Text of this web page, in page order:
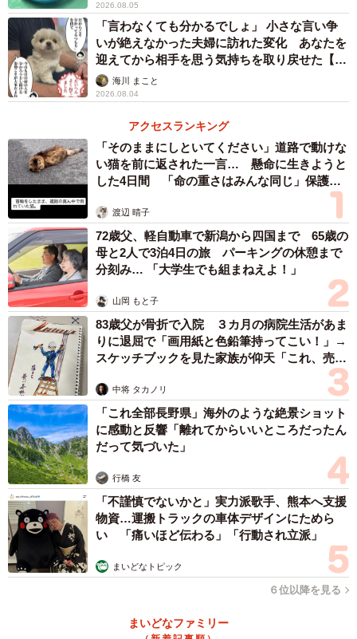
2026.08.05
「言わなくても分かるでしょ」 小さな言い争
いが絶えなかった夫婦に訪れた変化 あなたを
迎えてから相手を思う気持ちを取り戻せた【漫
画】海川 まこと
2026.08.04
アクセスランキング
「そのままにしといてください」道路で動けな
い猫を前に返された一言… 懸命に生きようと
した4日間 「命の重さはみんな同じ」保護団
渡辺 晴子
72歳父、軽自動車で新潟から四国まで 65歳の
母と2人で3泊4日の旅 パーキングの休憩まで
分刻み… 「大学生でも組まねえよ！」
山岡 もと子
83歳父が骨折で入院 ３カ月の病院生活があま
りに退屈で「画用紙と色鉛筆持ってこい！」→
スケッチブックを見た家族が仰天「これ、売れ
中将 タカノリ
「これ全部長野県」海外のような絶景ショット
に感動と反響「離れてからいいところだったん
だって気づいた」
行橋 友
「不謹慎でないかと」実力派歌手、熊本へ支援
物資…運搬トラックの車体デザインにためら
い 「痛いほど伝わる」「行動され立派」
まいどなトピック
６位以降を見る
まいどなファミリー